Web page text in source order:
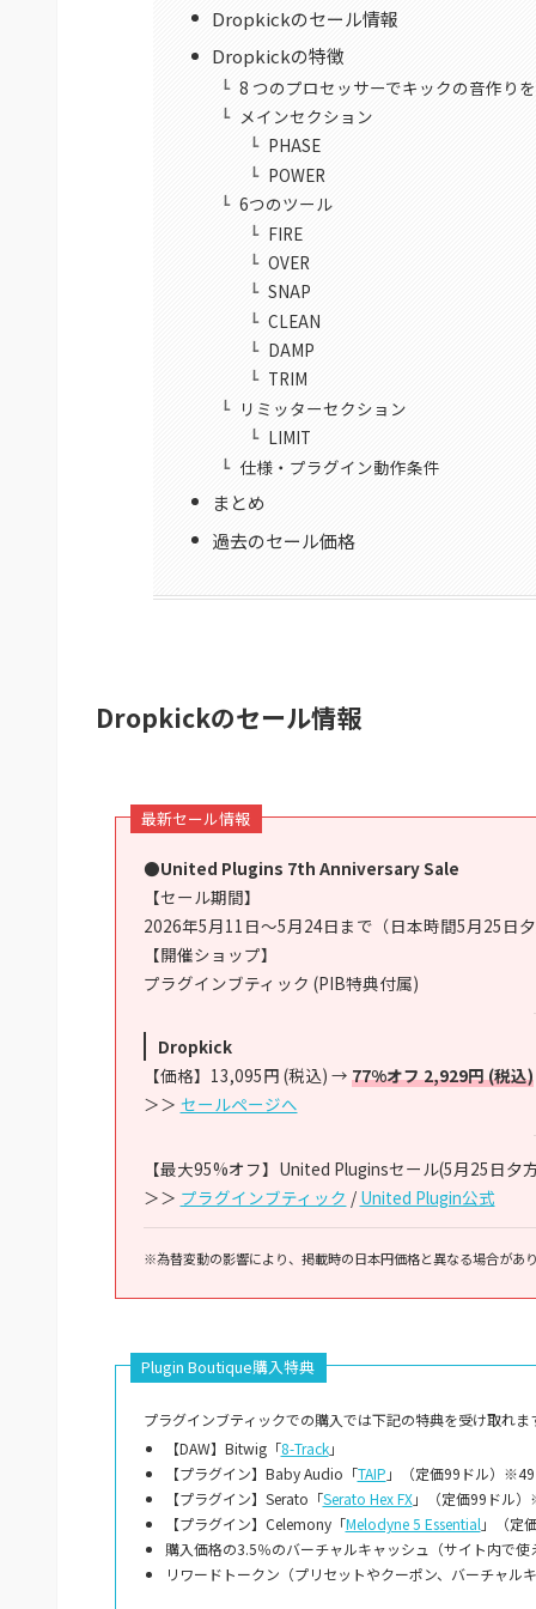
Dropkickのセール情報
Dropkickの特徴
8 つのプロセッサーでキックの音作り
メインセクション
PHASE
POWER
6つのツール
FIRE
OVER
SNAP
CLEAN
DAMP
TRIM
リミッターセクション
LIMIT
仕様・プラグイン動作条件
まとめ
過去のセール価格
Dropkickのセール情報
最新セール情報
●United Plugins 7th Anniversary Sale
【セール期間】
2026年5月11日～5月24日まで（日本時間5月25日夕
【開催ショップ】
プラグインブティック (PIB特典付属)
Dropkick
【価格】13,095円 (税込) → 77%オフ 2,929円 (税込)
＞＞ セールページへ
【最大95%オフ】United Pluginsセール(5月25日夕
＞＞ プラグインブティック / United Plugin公式
※為替変動の影響により、掲載時の日本円価格と異なる場合があ
Plugin Boutique購入特典
プラグインブティックでの購入では下記の特典を受け取れ
【DAW】Bitwig「8-Track」
【プラグイン】Baby Audio「TAIP 」（定価99ドル）
【プラグイン】Serato「Serato Hex FX」（定価99ドル
【プラグイン】Celemony「Melodyne 5 Essential 」（定
購入価格の3.5％のバーチャルキャッシュ（サイト内で
リワードトークン（プリセットやクーポン、バーチャル